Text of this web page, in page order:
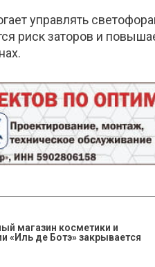
управлять
риск заторов и
магазин косметики и
«Иль де Ботэ» закрывается